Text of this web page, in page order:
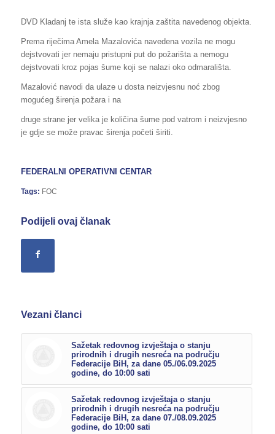
DVD Kladanj te ista služe kao krajnja zaštita navedenog objekta.
Prema riječima Amela Mazalovića navedena vozila ne mogu
dejstvovati jer nemaju pristupni put do požarišta a nemogu
dejstvovati kroz pojas šume koji se nalazi oko odmarališta.
Mazalović navodi da ulaze u dosta neizvjesnu noć zbog
mogućeg širenja požara i na
druge strane jer velika je količina šume pod vatrom i neizvjesno
je gdje se može pravac širenja početi širiti.
FEDERALNI OPERATIVNI CENTAR
Tags: FOC
Podijeli ovaj članak
Vezani članci
Sažetak redovnog izvještaja o stanju
prirodnih i drugih nesreća na području
Federacije BiH, za dane 05./06.09.2025
godine, do 10:00 sati
Sažetak redovnog izvještaja o stanju
prirodnih i drugih nesreća na području
Federacije BiH, za dane 07./08.09.2025
godine, do 10:00 sati